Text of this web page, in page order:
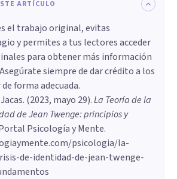
ARTÍCULO
el trabajo original, evitas
y permites a tus lectores acceder
para obtener más información
siempre de dar crédito a los
forma adecuada.
. (2023, mayo 29).La Teoría de la
de Jean Twenge: principios y
Psicología y Mente.
psicologia/la-
de-identidad-de-jean-twenge-